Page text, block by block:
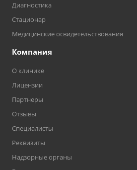
Диагностика
Стационар
Медицинские освидетельствования
Компания
О клинике
Лицензии
Партнеры
Отзывы
Специалисты
Реквизиты
Надзорные органы